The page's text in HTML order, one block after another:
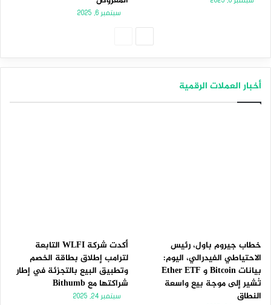
سبتمبر 6, 2025
أخبار العملات الرقمية
خطاب جيروم باول، رئيس
الاحتياطي الفيدرالي، اليوم:
بيانات Bitcoin و Ether ETF
تُشير إلى موجة بيع واسعة
النطاق
أكدت شركة WLFI التابعة
لترامب إطلاق بطاقة الخصم
وتطبيق البيع بالتجزئة في إطار
شراكتها مع Bithumb
سبتمبر 24, 2025